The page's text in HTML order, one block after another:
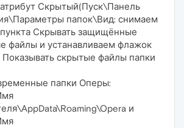
Скрытый(Пуск\Панель
папок\Вид: снимаем
Скрывать защищённые
файлы и устанавливаем флажок
Показывать скрытые файлы папки
папки Оперы:
и